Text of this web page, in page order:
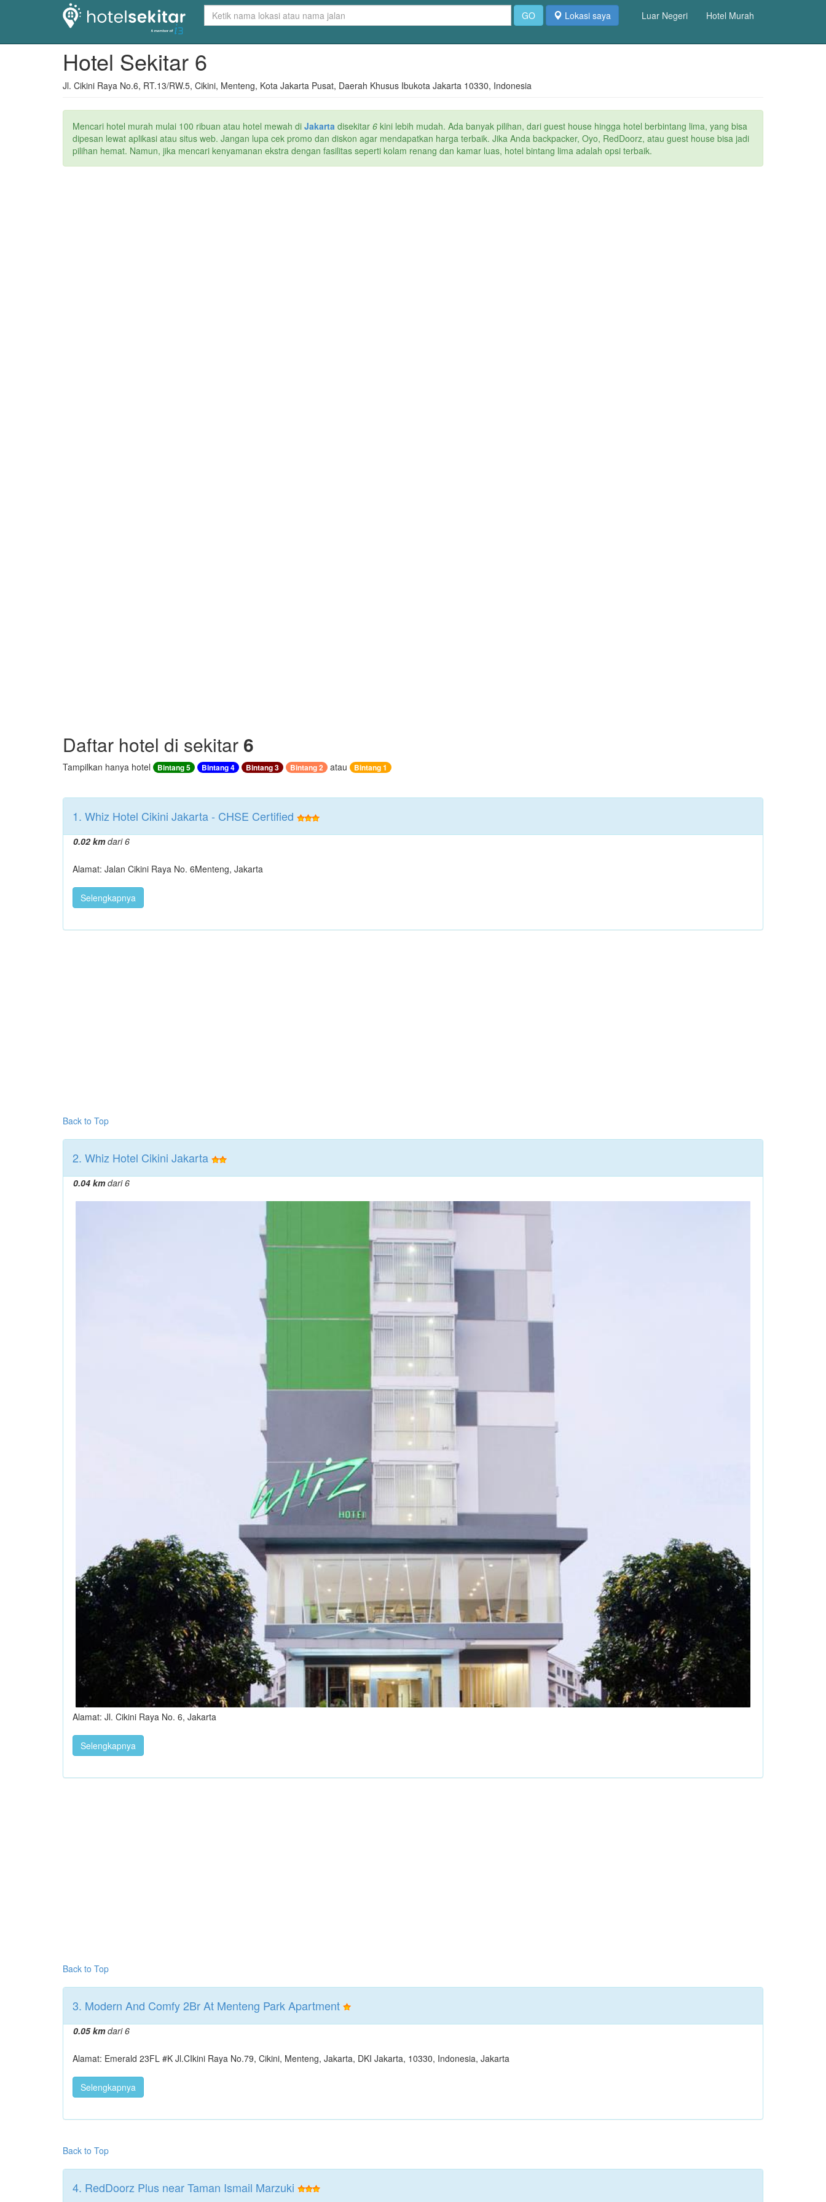
GO Lokasi saya Luar Negeri Hotel Murah
Hotel Sekitar 6
Jl. Cikini Raya No.6, RT.13/RW.5, Cikini, Menteng, Kota Jakarta Pusat, Daerah Khusus Ibukota Jakarta 10330, Indonesia
Mencari hotel murah mulai 100 ribuan atau hotel mewah di Jakarta disekitar 6 kini lebih mudah. Ada banyak pilihan, dari guest house hingga hotel berbintang lima, yang bisa
dipesan lewat aplikasi atau situs web. Jangan lupa cek promo dan diskon agar mendapatkan harga terbaik. Jika Anda backpacker, Oyo, RedDoorz, atau guest house bisa jadi
pilihan hemat. Namun, jika mencari kenyamanan ekstra dengan fasilitas seperti kolam renang dan kamar luas, hotel bintang lima adalah opsi terbaik.
Daftar hotel di sekitar 6
Tampilkan hanya hotel Bintang 5 Bintang 4 Bintang 3 Bintang 2 atau Bintang 1
1. Whiz Hotel Cikini Jakarta - CHSE Certified
0.02 kmdari 6
Alamat: Jalan Cikini Raya No. 6Menteng, Jakarta
Selengkapnya
Back to Top
2. Whiz Hotel Cikini Jakarta
0.04 kmdari 6
Alamat: Jl. Cikini Raya No. 6, Jakarta
Selengkapnya
Back to Top
3. Modern And Comfy 2Br At Menteng Park Apartment
0.05 kmdari 6
Alamat: Emerald 23FL #K Jl.CIkini Raya No.79, Cikini, Menteng, Jakarta, DKI Jakarta, 10330, Indonesia, Jakarta
Selengkapnya
Back to Top
4. RedDoorz Plus near Taman Ismail Marzuki